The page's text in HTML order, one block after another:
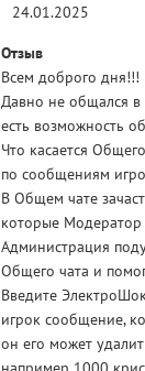
24.01.2025
Отзыв
Всем доброго дня!!!
Давно не общался
есть возможность
Что касается
по сообщениям
В Общем чате
которые Модератор
Администрация
Общего чата и
Введите
игрок сообщение,
он его может